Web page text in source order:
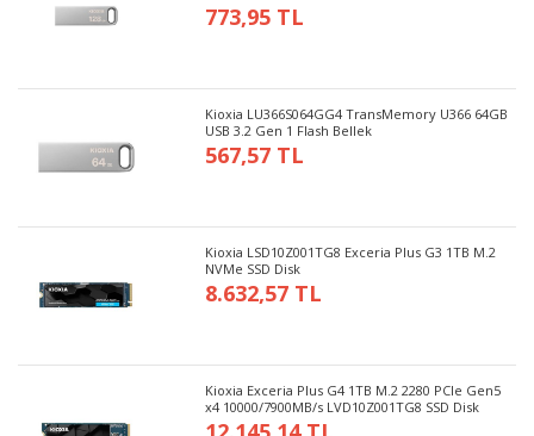
773,95 TL
Kioxia LU366S064GG4 TransMemory U366 64GB
USB 3.2 Gen 1 Flash Bellek
567,57 TL
Kioxia LSD10Z001TG8 Exceria Plus G3 1TB M.2
NVMe SSD Disk
8.632,57 TL
Kioxia Exceria Plus G4 1TB M.2 2280 PCIe Gen5
x4 10000/7900MB/s LVD10Z001TG8 SSD Disk